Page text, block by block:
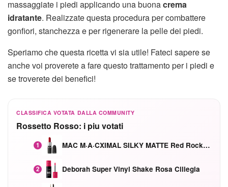
massaggiate i piedi applicando una buonacrema
idratante. Realizzate questa procedura per combattere
gonfiori, stanchezza e per rigenerare la pelle dei piedi.
Speriamo che questa ricetta vi sia utile! Fateci sapere se
anche voi proverete a fare questo trattamento per i piedi e
se troverete dei benefici!
CLASSIFICA VOTATA DALLA COMMUNITY
Rossetto Rosso: i piu votati
1 MAC M·A·CXIMAL SILKY MATTE Red Rock mat
2 Deborah Super Vinyl Shake Rosa Ciliegia